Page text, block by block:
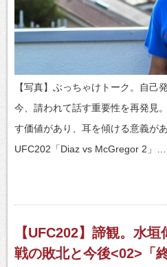
【写真】ぶっちゃけトーク。自己
今、請われて話す重要性を再発見
す価値があり、耳を傾ける意義が
UFC202「Diaz vs McGregor 2」…
【UFC202】諦観。水
戦の敗北と今後<02>「